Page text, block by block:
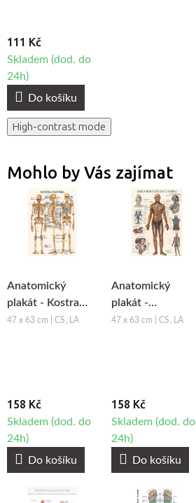
111 Kč
Skladem (dod. do
24h)
Do košíku
High-contrast mode
Mohlo by Vás zajímat
Anatomický
plakát - Kostra
člověka
47 x 63 cm | CS, LA
158 Kč
Skladem (dod. do
24h)
Do košíku
Anatomický
plakát -
Lymfatický
47 x 63 cm | CS, LA
158 Kč
Skladem (dod. do
24h)
Do košíku